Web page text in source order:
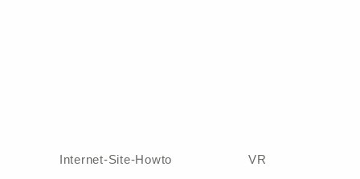
Internet-Site-Howto VR